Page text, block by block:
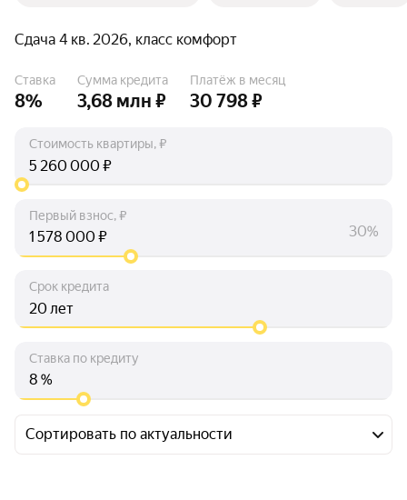
Сдача 4 кв. 2026, класс комфорт
Ставка
8%
Сумма кредита
3,68 млн ₽
Платёж в месяц
30 798 ₽
Стоимость квартиры, ₽
₽
Первый взнос, ₽
₽ 30%
Срок кредита
лет
Ставка по кредиту
%
Сортировать по актуальности